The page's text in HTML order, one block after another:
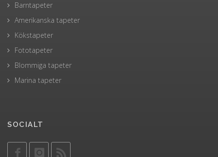
Barntapeter
Amerikanska tapeter
Kökstapeter
Fototapeter
Blommiga tapeter
Marina tapeter
SOCIALT